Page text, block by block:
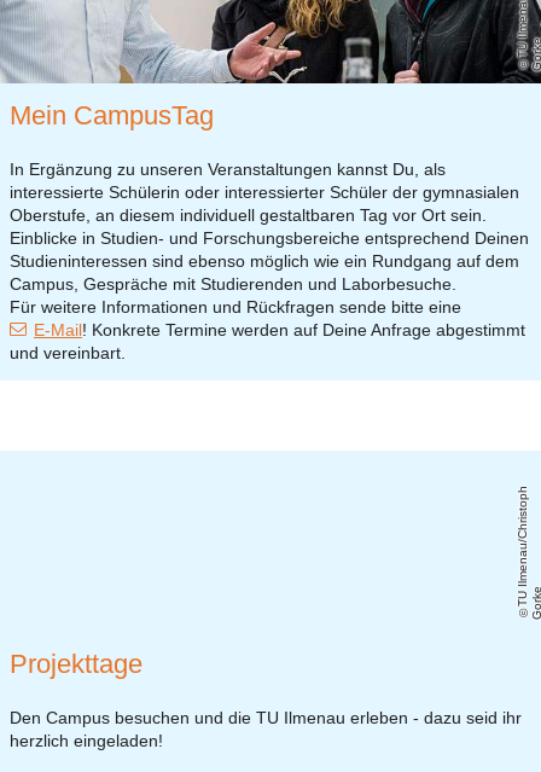
Mein CampusTag
In Ergänzung zu unseren Veranstaltungen kannst Du, als
interessierte Schülerin oder interessierter Schüler der gymnasialen
Oberstufe, an diesem individuell gestaltbaren Tag vor Ort sein.
Einblicke in Studien- und Forschungsbereiche entsprechend Deinen
Studieninteressen sind ebenso möglich wie ein Rundgang auf dem
Campus, Gespräche mit Studierenden und Laborbesuche.
Für weitere Informationen und Rückfragen sende bitte eine
E-Mail! Konkrete Termine werden auf Deine Anfrage abgestimmt
und vereinbart.
Projekttage
Den Campus besuchen und die TU Ilmenau erleben - dazu seid ihr
herzlich eingeladen!
T
U
Il
m
e
n
a
u
/
C
h
ri
s
t
o
p
h
G
o
r
k